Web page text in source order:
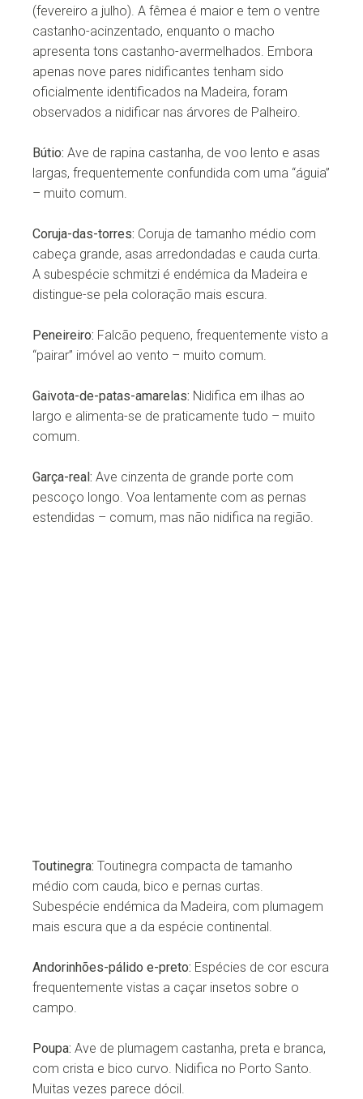
(fevereiro a julho). A fêmea é maior e tem o ventre
castanho-acinzentado, enquanto o macho
apresenta tons castanho-avermelhados. Embora
apenas nove pares nidificantes tenham sido
oficialmente identificados na Madeira, foram
observados a nidificar nas árvores de Palheiro.
Bútio: Ave de rapina castanha, de voo lento e asas
largas, frequentemente confundida com uma “águia”
– muito comum.
Coruja-das-torres: Coruja de tamanho médio com
cabeça grande, asas arredondadas e cauda curta.
A subespécie schmitzi é endémica da Madeira e
distingue-se pela coloração mais escura.
Peneireiro: Falcão pequeno, frequentemente visto a
“pairar” imóvel ao vento – muito comum.
Gaivota-de-patas-amarelas: Nidifica em ilhas ao
largo e alimenta-se de praticamente tudo – muito
comum.
Garça-real: Ave cinzenta de grande porte com
pescoço longo. Voa lentamente com as pernas
estendidas – comum, mas não nidifica na região.
Toutinegra: Toutinegra compacta de tamanho
médio com cauda, bico e pernas curtas.
Subespécie endémica da Madeira, com plumagem
mais escura que a da espécie continental.
Andorinhões-pálido e-preto: Espécies de cor escura
frequentemente vistas a caçar insetos sobre o
campo.
Poupa: Ave de plumagem castanha, preta e branca,
com crista e bico curvo. Nidifica no Porto Santo.
Muitas vezes parece dócil.